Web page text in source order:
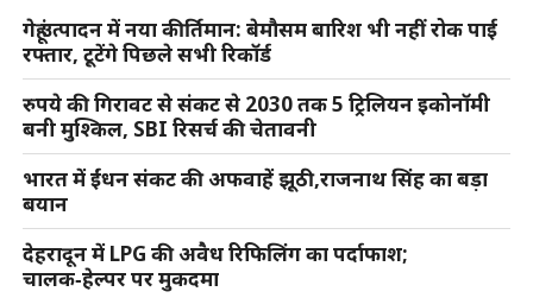
गेहूं उत्पादन में नया कीर्तिमान: बेमौसम बारिश भी नहीं रोक पाई
रफ्तार, टूटेंगे पिछले सभी रिकॉर्ड
रुपये की गिरावट से संकट से 2030 तक 5 ट्रिलियन इकोनॉमी
बनी मुश्किल, SBI रिसर्च की चेतावनी
भारत में ईंधन संकट की अफवाहें झूठी,राजनाथ सिंह का बड़ा
बयान
देहरादून में LPG की अवैध रिफिलिंग का पर्दाफाश;
चालक‑हेल्पर पर मुकदमा